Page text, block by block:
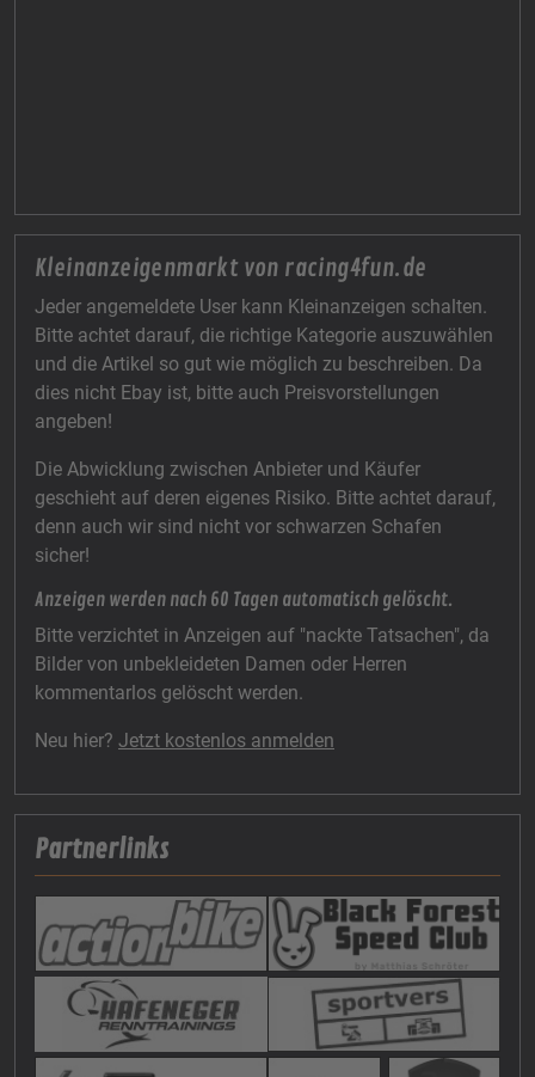
Kleinanzeigenmarkt von racing4fun.de
Jeder angemeldete User kann Kleinanzeigen schalten.
Bitte achtet darauf, die richtige Kategorie auszuwählen
und die Artikel so gut wie möglich zu beschreiben. Da
dies nicht Ebay ist, bitte auch Preisvorstellungen
angeben!
Die Abwicklung zwischen Anbieter und Käufer
geschieht auf deren eigenes Risiko. Bitte achtet darauf,
denn auch wir sind nicht vor schwarzen Schafen
sicher!
Anzeigen werden nach 60 Tagen automatisch gelöscht.
Bitte verzichtet in Anzeigen auf "nackte Tatsachen", da
Bilder von unbekleideten Damen oder Herren
kommentarlos gelöscht werden.
Neu hier? Jetzt kostenlos anmelden
Partnerlinks